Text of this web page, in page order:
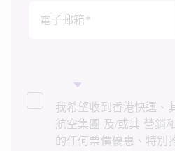
電子郵箱*
我希望收到香港快運、
航空集團 及/或其 營銷
的任何票價優惠、特別